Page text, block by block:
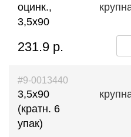
оцинк.,
3,5х90
231.9 р.
#9-0013440
3,5х90
(кратн. 6
упак)